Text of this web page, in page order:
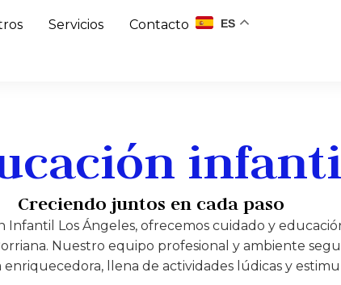
Servicios Contacto ES
Creciendo juntos en cada paso
Infantil Los Ángeles, ofrecemos cuidado y
Nuestro equipo profesional y ambiente
llena de actividades lúdicas y